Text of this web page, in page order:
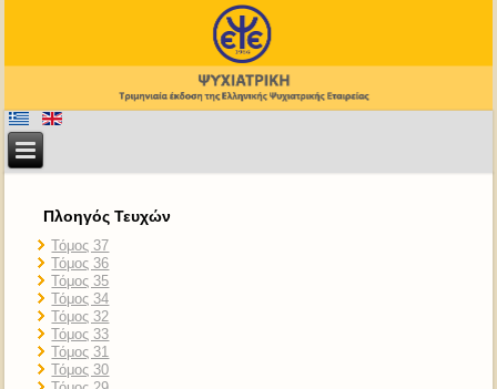
Πλοηγός Τευχών
Τόμος 37
Τόμος 36
Τόμος 35
Τόμος 34
Τόμος 32
Τόμος 33
Τόμος 31
Τόμος 30